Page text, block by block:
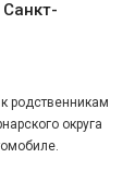
родственникам
округа